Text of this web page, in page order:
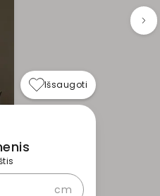
Išsaugoti
cm